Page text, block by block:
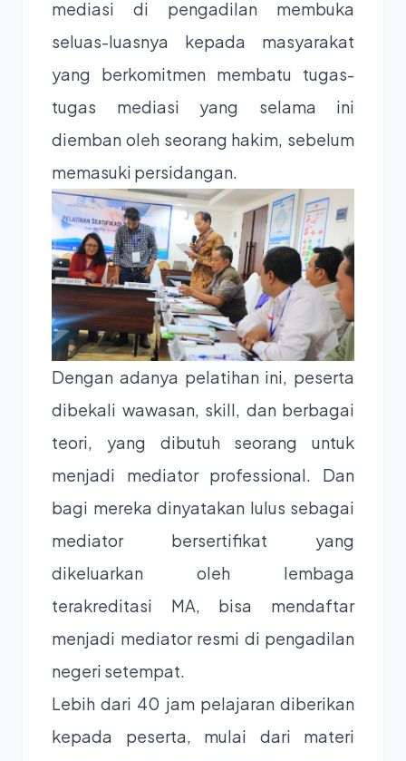
mediasi di pengadilan membuka
seluas-luasnya kepada masyarakat
yang berkomitmen membatu tugas-
tugas mediasi yang selama ini
diemban oleh seorang hakim, sebelum
memasuki persidangan.
Dengan adanya pelatihan ini, peserta
dibekali wawasan, skill, dan berbagai
teori, yang dibutuh seorang untuk
menjadi mediator professional. Dan
bagi mereka dinyatakan lulus sebagai
mediator bersertifikat yang
dikeluarkan oleh lembaga
terakreditasi MA, bisa mendaftar
menjadi mediator resmi di pengadilan
negeri setempat.
Lebih dari 40 jam pelajaran diberikan
kepada peserta, mulai dari materi